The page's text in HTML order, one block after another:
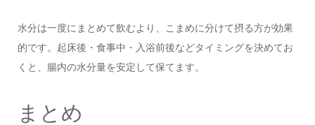
水分は一度にまとめて飲むより、こまめに分けて摂る方が効果
的です。起床後・食事中・入浴前後などタイミングを決めてお
くと、腸内の水分量を安定して保てます。
まとめ